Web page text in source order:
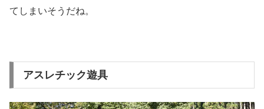
てしまいそうだね。
アスレチック遊具